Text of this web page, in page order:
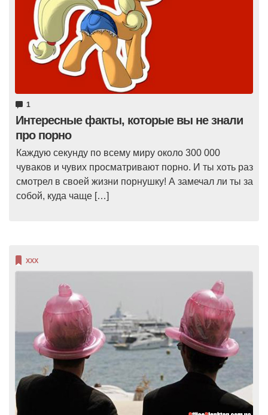
1
Интересные факты, которые вы не знали
про порно
Каждую секунду по всему миру около 300 000
чуваков и чувих просматривают порно. И ты хоть раз
смотрел в своей жизни порнушку! А замечал ли ты за
собой, куда чаще […]
XXX